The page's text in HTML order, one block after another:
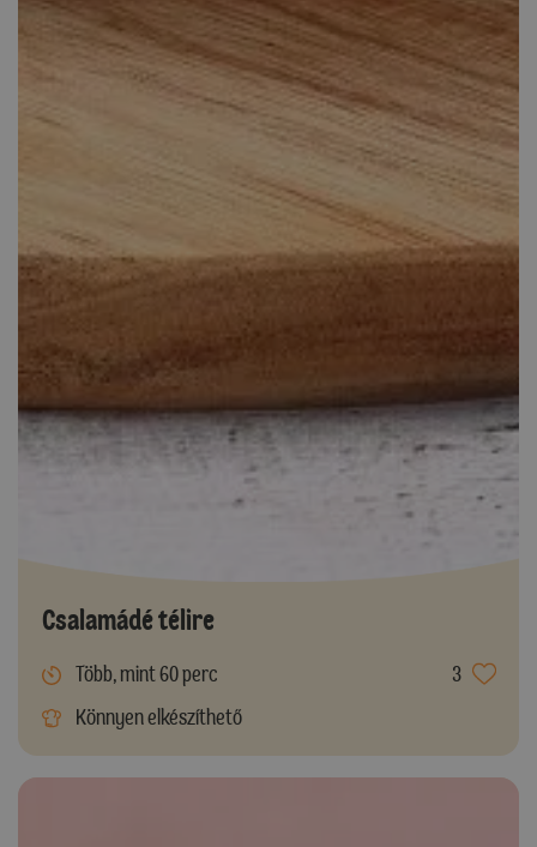
Csalamádé télire
Több, mint 60 perc
3
Könnyen elkészíthető